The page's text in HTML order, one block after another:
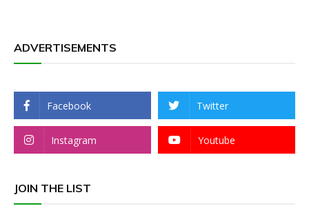
ADVERTISEMENTS
Facebook Twitter
Instagram Youtube
JOIN THE LIST